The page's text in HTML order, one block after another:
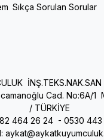
Sıkça Sorulan Sorular
Cad. No:6A/1
/ TÜRKİYE
464 26 24 - 0530